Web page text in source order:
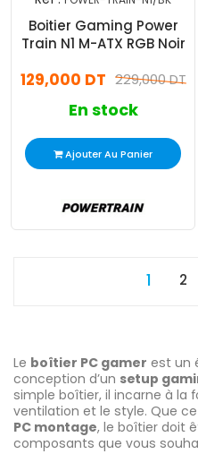
Boitier Gaming Power
Train N1 M-ATX RGB Noir
229,000 DT
129,000 DT
En stock
Ajouter Au Panier
1 2
Le boîtier PC gamer est un
conception d’un setup
simple boîtier, il incarne à la
ventilation et le style. Que
PC montage, le boîtier doit
composants que vous